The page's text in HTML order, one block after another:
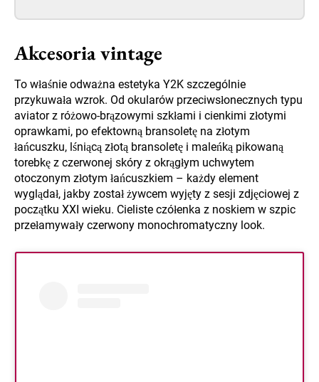
Akcesoria vintage
To właśnie odważna estetyka Y2K szczególnie
przykuwała wzrok. Od okularów przeciwsłonecznych typu
aviator z różowo-brązowymi szkłami i cienkimi złotymi
oprawkami, po efektowną bransoletę na złotym
łańcuszku, lśniącą złotą bransoletę i maleńką pikowaną
torebkę z czerwonej skóry z okrągłym uchwytem
otoczonym złotym łańcuszkiem – każdy element
wyglądał, jakby został żywcem wyjęty z sesji zdjęciowej z
początku XXI wieku. Cieliste czółenka z noskiem w szpic
przełamywały czerwony monochromatyczny look.